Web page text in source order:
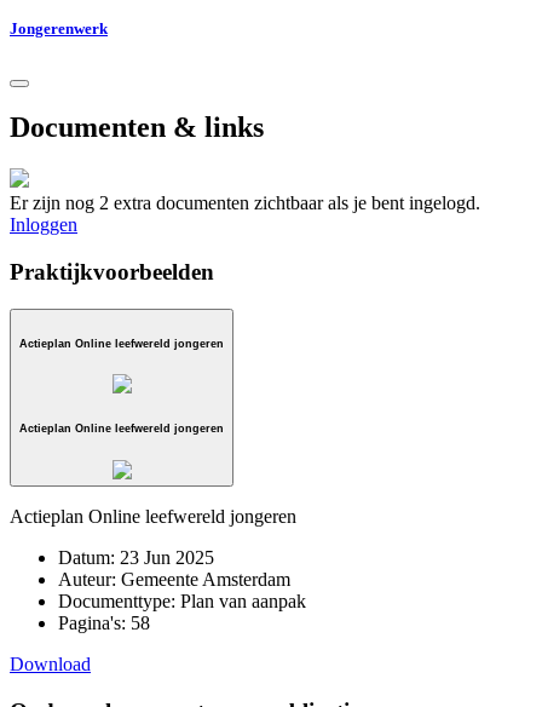
Jongerenwerk
Documenten & links
Er zijn nog 2 extra documenten zichtbaar als je bent ingelogd.
Inloggen
Praktijkvoorbeelden
Actieplan Online leefwereld jongeren
Actieplan Online leefwereld jongeren
Actieplan Online leefwereld jongeren
Datum: 23 Jun 2025
Auteur: Gemeente Amsterdam
Documenttype: Plan van aanpak
Pagina's: 58
Download